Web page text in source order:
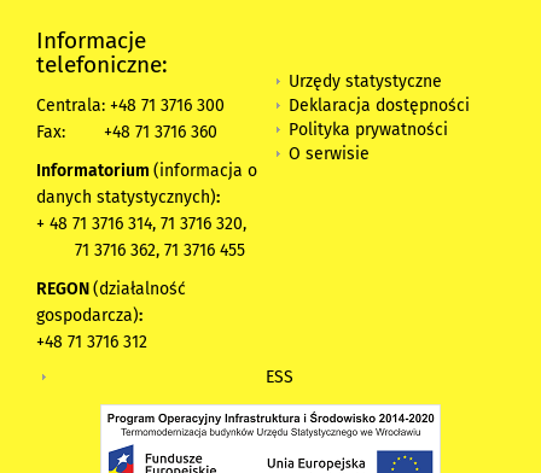
Informacje
telefoniczne:
Centrala: +48 71 3716 300
Fax:
+48 71 3716 360
Informatorium (informacja o
danych statystycznych):
+ 48 71 3716 314, 71 3716 320,
71 3716 362, 71 3716 455
REGON(działalność
gospodarcza):
+48 71 3716 312
Urzędy statystyczne
Deklaracja dostępności
Polityka prywatności
O serwisie
ESS